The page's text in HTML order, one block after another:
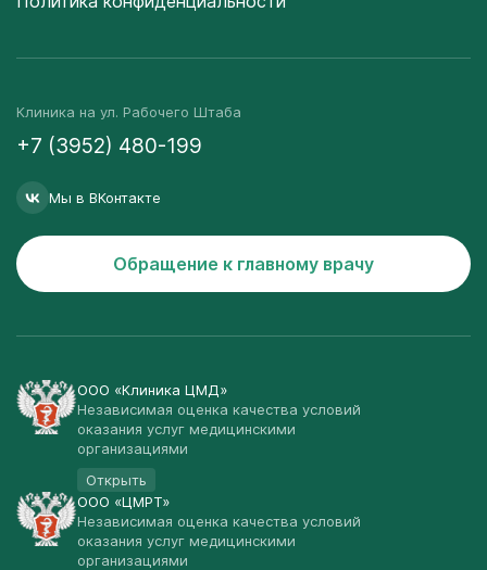
Клиника на ул. Рабочего Штаба
+7 (3952) 480-199
Мы в ВКонтакте
Обращение к главному врачу
ООО «Клиника ЦМД»
Независимая оценка качества условий
оказания услуг медицинскими
организациями
Открыть
ООО «ЦМРТ»
Независимая оценка качества условий
оказания услуг медицинскими
организациями